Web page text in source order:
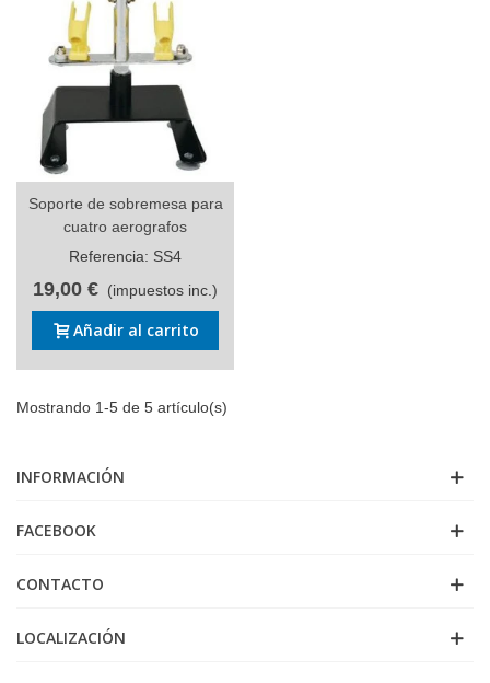
Soporte de sobremesa para
cuatro aerografos
Referencia: SS4
19,00 € (impuestos inc.)
Añadir al carrito
Mostrando 1-5 de 5 artículo(s)
INFORMACIÓN
FACEBOOK
CONTACTO
LOCALIZACIÓN